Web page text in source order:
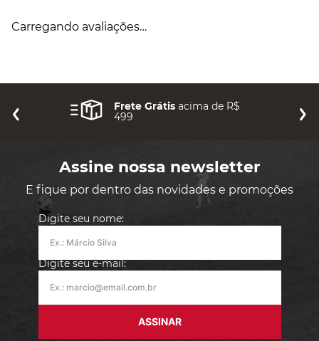
Carregando avaliações…
Frete Grátis acima de R$
499
Assine nossa newsletter
E fique por dentro das novidades e promoções
Digite seu nome:
Digite seu e-mail:
ASSINAR